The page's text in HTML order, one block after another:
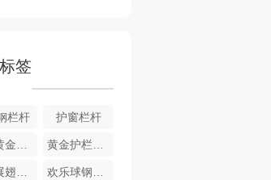
签
栏杆 护窗栏杆
陕西黄金护栏厂家 黄金护栏厂家
大鹏展翅钢结构 欢乐球钢结构造型